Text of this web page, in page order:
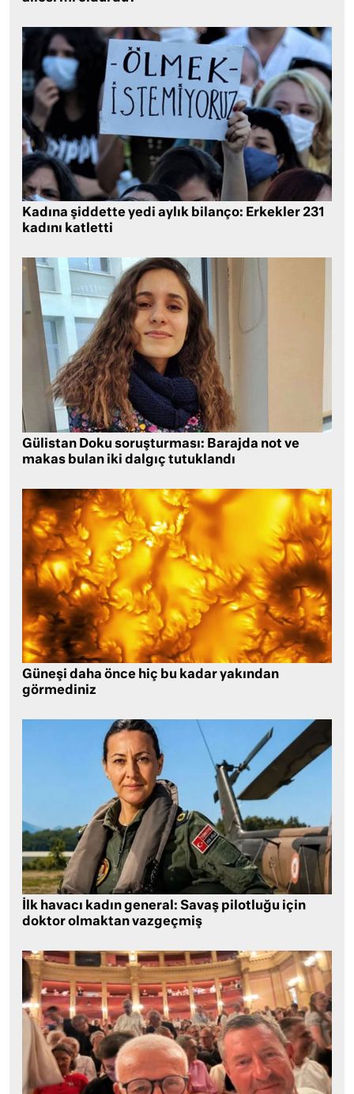
Kadına şiddette yedi aylık bilanço: Erkekler 231
kadını katletti
Gülistan Doku soruşturması: Barajda not ve
makas bulan iki dalgıç tutuklandı
Güneşi daha önce hiç bu kadar yakından
görmediniz
İlk havacı kadın general: Savaş pilotluğu için
doktor olmaktan vazgeçmiş